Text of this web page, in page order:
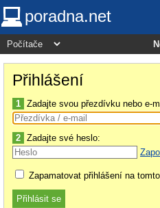
poradna.net
Přihlášení
1 Zadajte svou přezdívku nebo e-
2 Zadajte své heslo:
Zapamatovat přihlášení na